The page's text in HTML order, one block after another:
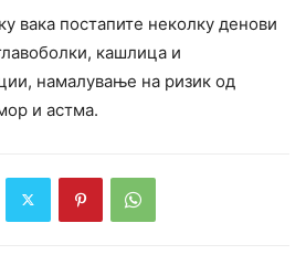
вака постапите неколку денови
кашлица и
намалување на ризик од
и астма.